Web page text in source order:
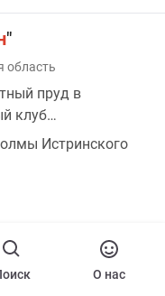
"
область
пруд в
клуб…
Истринского
О нас